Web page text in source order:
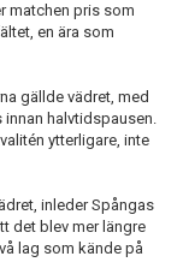
matchen pris som
en ära som
gällde vädret, med
halvtidspausen.
ytterligare, inte
inleder Spångas
det blev mer längre
lag som kände på